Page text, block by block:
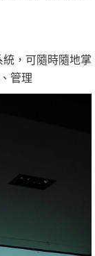
，可隨時隨地掌
管理